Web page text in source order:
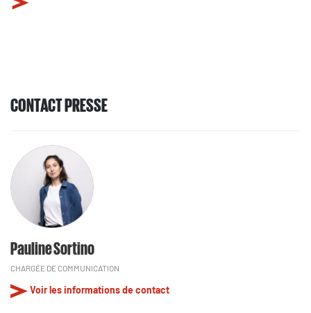
CONTACT PRESSE
Pauline Sortino
CHARGÉE DE COMMUNICATION
Voir les informations de contact